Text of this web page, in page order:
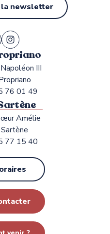
la newsletter
III
76 01 49
Amélie
77 15 40